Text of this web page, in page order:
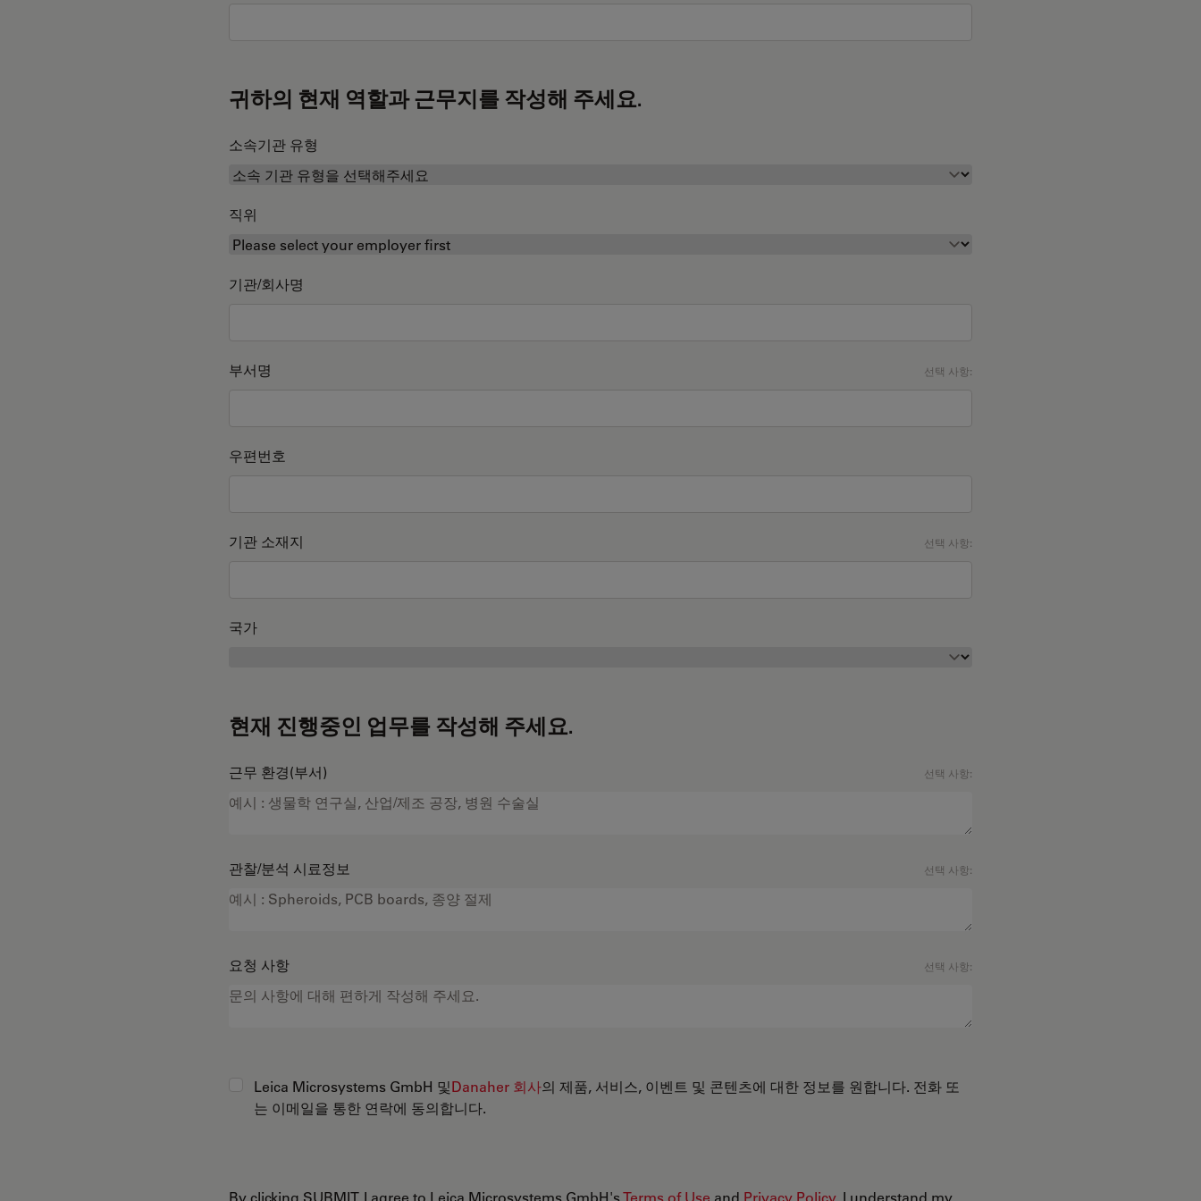
귀하의 현재 역할과 근무지를 작성해 주세요.
소속기관 유형
직위
기관/회사명
부서명 선택 사항:
우편번호
기관 소재지 선택 사항:
국가
현재 진행중인 업무를 작성해 주세요.
근무 환경(부서) 선택 사항:
관찰/분석 시료정보 선택 사항:
요청 사항 선택 사항:
Leica Microsystems GmbH 및Danaher 회사의 제품, 서비스, 이벤트 및 콘텐츠에 대한 정보를 원합니다. 전화 또
는 이메일을 통한 연락에 동의합니다.
By clicking SUBMIT, I agree to Leica Microsystems GmbH'sTerms of Use and Privacy Policy. I understand my